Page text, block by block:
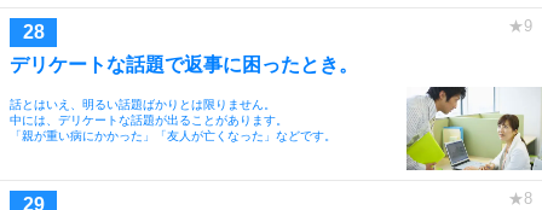
デリケートな話題で返事に困ったとき。
話とはいえ、明るい話題ばかりとは限りません。
中には、デリケートな話題が出ることがあります。
「親が重い病にかかった」「友人が亡くなった」などです。